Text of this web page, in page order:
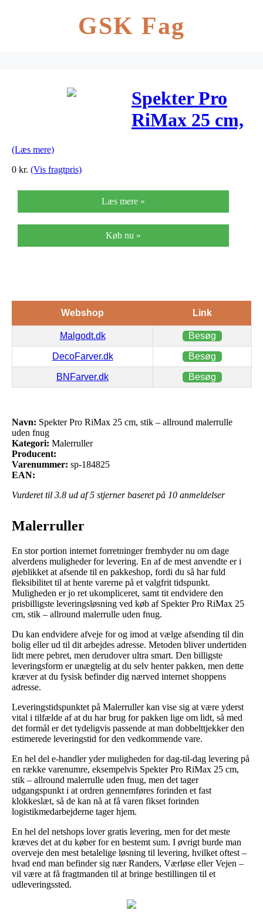
GSK Fag
Spekter Pro
RiMax 25 cm,
uden fnug
(Læs mere)
0 kr. (Vis fragtpris)
Læs mere »
Køb nu »
Webshop Link
Malgodt.dk Besøg
DecoFarver.dk Besøg
BNFarver.dk Besøg
Navn: Spekter Pro RiMax 25 cm, stik – allround malerrulle
uden fnug
Kategori: Malerruller
Producent:
Varenummer: sp-184825
EAN:
Vurderet til 3.8 ud af 5 stjerner baseret på 10 anmeldelser
Malerruller
En stor portion internet forretninger frembyder nu om dage
alverdens muligheder for levering. En af de mest anvendte er i
øjeblikket at afsende til en pakkeshop, fordi du så har fuld
fleksibilitet til at hente varerne på et valgfrit tidspunkt.
Muligheden er jo ret ukompliceret, samt tit endvidere den
prisbilligste leveringsløsning ved køb af Spekter Pro RiMax 25
cm, stik – allround malerrulle uden fnug.
Du kan endvidere afveje for og imod at vælge afsending til din
bolig eller ud til dit arbejdes adresse. Metoden bliver undertiden
lidt mere pebret, men derudover ultra smart. Den billigste
leveringsform er unægtelig at du selv henter pakken, men dette
kræver at du fysisk befinder dig nærved internet shoppens
adresse.
Leveringstidspunktet på Malerruller kan vise sig at være yderst
vital i tilfælde af at du har brug for pakken lige om lidt, så med
det formål er det tydeligvis passende at man dobbelttjekker den
estimerede leveringstid for den vedkommende vare.
En hel del e-handler yder muligheden for dag-til-dag levering på
en række varenumre, eksempelvis Spekter Pro RiMax 25 cm,
stik – allround malerrulle uden fnug, men det tager
udgangspunkt i at ordren gennemføres forinden et fast
klokkeslæt, så de kan nå at få varen fikset forinden
logistikmedarbejderne tager hjem.
En hel del netshops lover gratis levering, men for det meste
kræves det at du køber for en bestemt sum. I øvrigt burde man
overveje den mest betalelige løsning til levering, hvilket oftest –
hvad end man befinder sig nær Randers, Værløse eller Vejen –
vil være at få fragtmanden til at bringe bestillingen til et
udleveringssted.